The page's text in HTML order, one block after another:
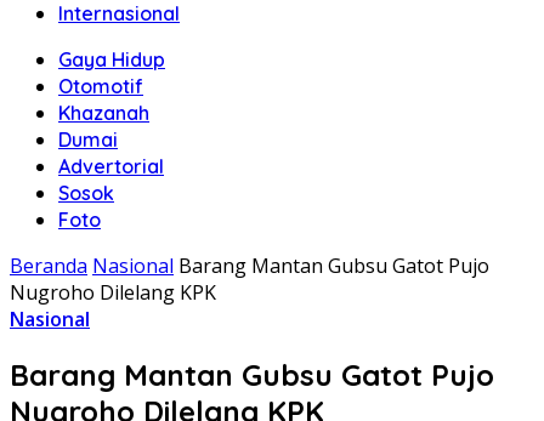
Internasional
Gaya Hidup
Otomotif
Khazanah
Dumai
Advertorial
Sosok
Foto
Beranda Nasional Barang Mantan Gubsu Gatot Pujo
Nugroho Dilelang KPK
Nasional
Barang Mantan Gubsu Gatot Pujo
Nugroho Dilelang KPK